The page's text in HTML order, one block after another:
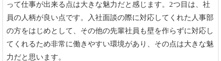
って仕事が出来る点は大きな魅力だと感じます。2つ目は、社
員の人柄が良い点です。入社面談の際に対応してくれた人事部
の方をはじめとして、その他の先輩社員も壁を作らずに対応し
てくれるため非常に働きやすい環境があり、その点は大きな魅
力だと思います。